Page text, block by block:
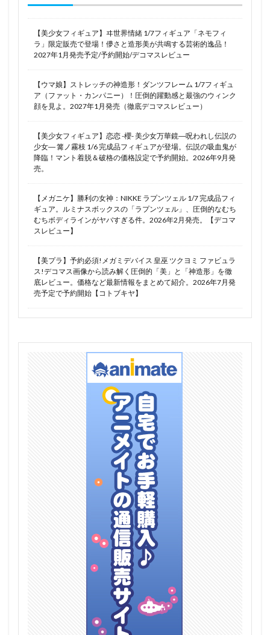
【美少女フィギュア】ヰ世界情緒 1/7フィギュア「ネモフィ
ラ」限定販売で登場！儚さと造形美が共鳴する芸術的逸品！
2027年1月発売予定/予約開始/デコマスレビュー
【ウマ娘】ストレッチの神造形！ダンツフレーム 1/7フィギュ
ア（ファット・カンパニー）！圧倒的躍動感と最強のウィンク
顔を見よ。2027年1月発売（徹底デコマスレビュー）
【美少女フィギュア】恋恋 -櫻- 美少女万華鏡―呪われし伝説の
少女― 篝ノ霧枝 1/6 完成品フィギュアが登場。伝説の吸血鬼が
降臨！マント着脱＆破格の価格設定で予約開始。2026年9月発
売。
【メガニケ】勝利の女神：NIKKE ラプンツェル 1/7 完成品フィ
ギュア。ルミナスボックスの「ラプンツェル」、圧倒的なむち
むちボディラインがヤバすぎる件。2026年2月発売。【デコマ
スレビュー】
【美プラ】予約必須!メガミデバイス 皇巫 ツクヨミ ファビュラ
ス!デコマス画像から読み解く圧倒的「美」と「神造形」を徹
底レビュー。価格など最新情報をまとめて紹介。2026年7月発
売予定で予約開始【コトブキヤ】